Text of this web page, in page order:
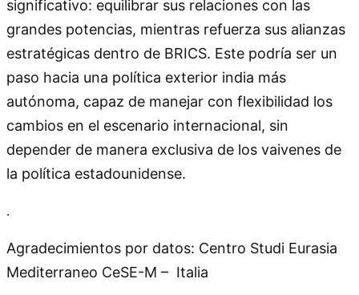
significativo: equilibrar sus relaciones con las
grandes potencias, mientras refuerza sus alianzas
estratégicas dentro de BRICS. Este podría ser un
paso hacia una política exterior india más
autónoma, capaz de manejar con flexibilidad los
cambios en el escenario internacional, sin
depender de manera exclusiva de los vaivenes de
la política estadounidense.
.
Agradecimientos por datos: Centro Studi Eurasia
Mediterraneo CeSE-M – Italia